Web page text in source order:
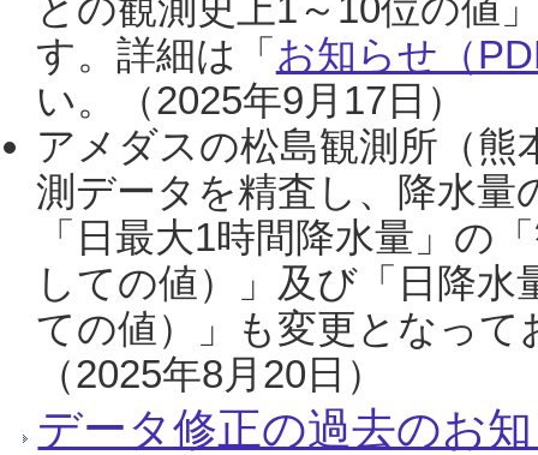
す。詳細は「 お知らせ（
い。（2025年9月17日）
アメダスの松島観測所（熊
測データを精査し、降水
「日最大1時間降水量」の
しての値）」及び「日降
ての値）」も変更となっ
（2025年8月20日）
データ修正の過去のお